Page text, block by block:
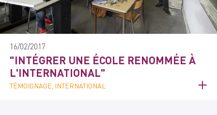
16/02/2017
"INTÉGRER UNE ÉCOLE RENOMMÉE À
L'INTERNATIONAL"
TÉMOIGNAGE, INTERNATIONAL